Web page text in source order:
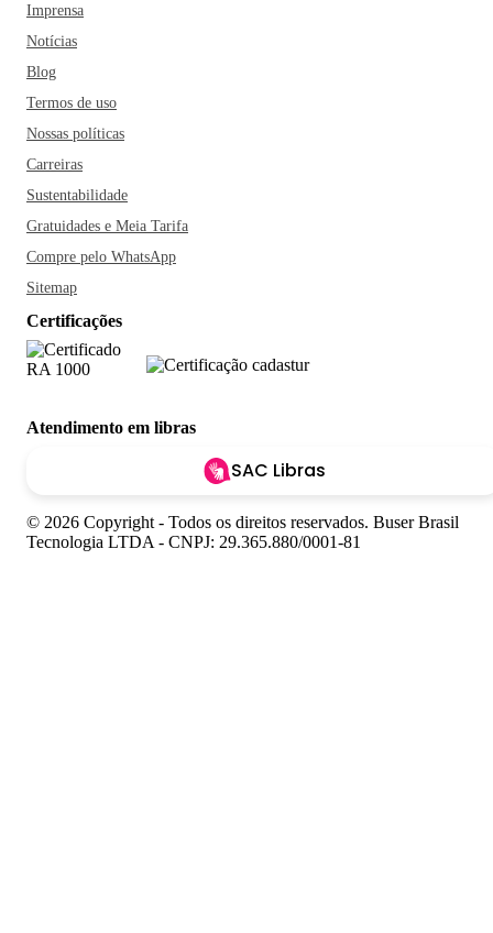
Imprensa
Notícias
Blog
Termos de uso
Nossas políticas
Carreiras
Sustentabilidade
Gratuidades e Meia Tarifa
Compre pelo WhatsApp
Sitemap
Certificações
Atendimento em libras
SAC Libras
© 2026 Copyright - Todos os direitos reservados. Buser Brasil
Tecnologia LTDA - CNPJ: 29.365.880/0001-81